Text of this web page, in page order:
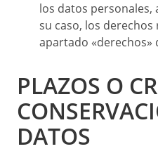
los datos personales,
su caso, los
apartado «derechos»
PLAZOS O
DATOS